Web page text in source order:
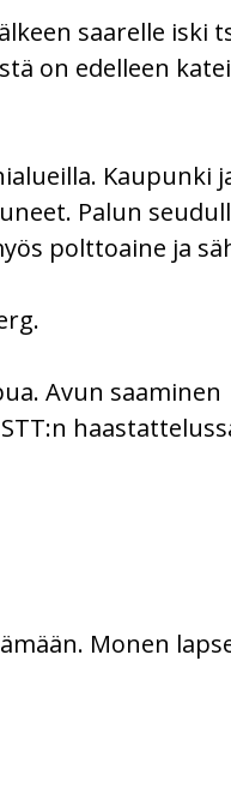
saarelle iski
on edelleen
Kaupunki
Palun
polttoaine ja
Avun saaminen
Monen